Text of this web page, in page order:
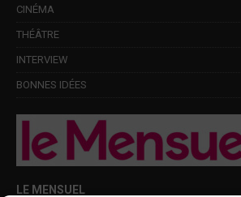
CINÉMA
THÉÂTRE
INTERVIEW
BONNES IDÉES
LE MENSUEL